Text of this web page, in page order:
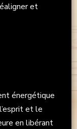
et
énergétique
et le
en libérant